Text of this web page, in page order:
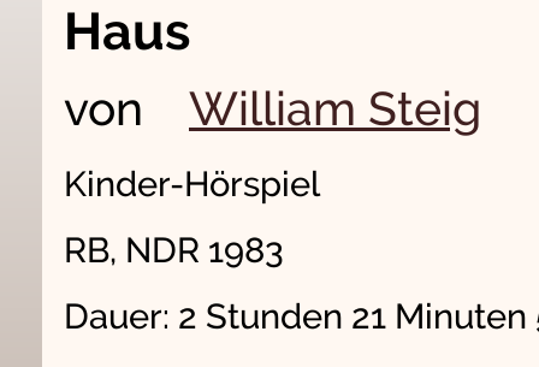
Haus
von William Steig
Kinder-Hörspiel
RB, NDR 1983
Dauer: 2 Stunden 21